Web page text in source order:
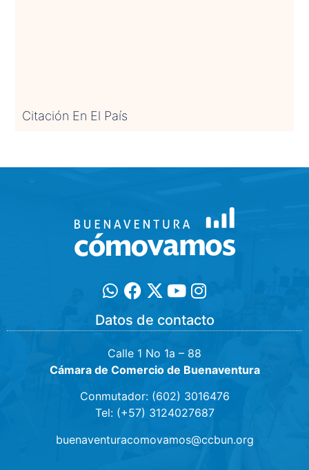
Citación En El País
Datos de contacto
Calle 1 No 1a – 88
Cámara de Comercio de Buenaventura
Conmutador: (602) 3016476
Tel: (+57) 3124027687
buenaventuracomovamos@ccbun.org